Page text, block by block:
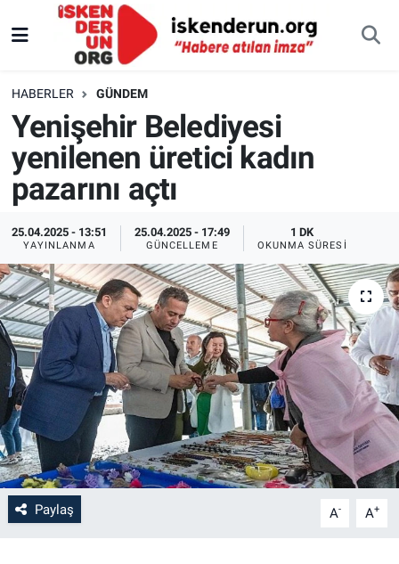
HABERLER GÜNDEM
Yenişehir Belediyesi
yenilenen üretici kadın
pazarını açtı
25.04.2025 - 13:51
YAYINLANMA
25.04.2025 - 17:49
GÜNCELLEME
1 DK
OKUNMA SÜRESI
Paylaş A- A+